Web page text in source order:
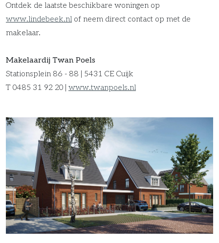
Ontdek de laatste beschikbare woningen op
www.lindebeek.nl of neem direct contact op met de
makelaar.
Makelaardij Twan Poels
Stationsplein 86 - 88 | 5431 CE Cuijk
T 0485 31 92 20 | www.twanpoels.nl